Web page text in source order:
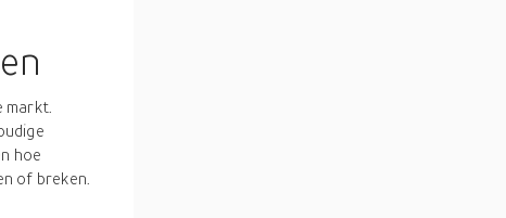
markt.
hoe
of breken.